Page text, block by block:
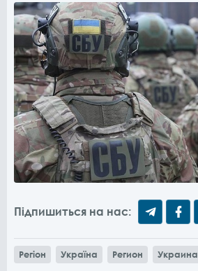
Підпишиться на нас:
Регіон Україна Регион Украина